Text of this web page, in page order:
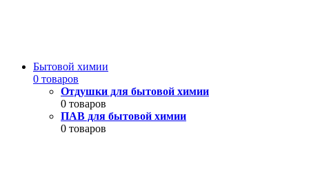
Бытовой химии
0 товаров
Отдушки для бытовой химии
0 товаров
ПАВ для бытовой химии
0 товаров